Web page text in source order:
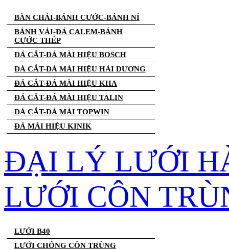
BÀN CHẢI-BÁNH CƯỚC-BÁNH NỈ
BÁNH VẢI-ĐÁ CALEM-BÁNH
CƯỚC THÉP
ĐÁ CẮT-ĐÁ MÀI HIỆU BOSCH
ĐÁ CẮT-ĐÁ MÀI HIỆU HẢI DƯƠNG
ĐÁ CẮT-ĐÁ MÀI HIỆU KHA
ĐÁ CẮT-ĐÁ MÀI HIỆU TALIN
ĐÁ CẮT-ĐÁ MÀI TOPWIN
ĐÁ MÀI HIỆU KINIK
ĐẠI LÝ LƯỚI
LƯỚI CÔN
LƯỚI B40
LƯỚI CHỐNG CÔN TRÙNG